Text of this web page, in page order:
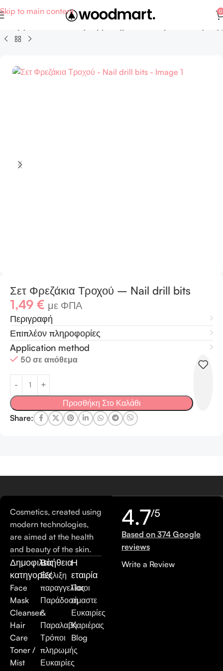
Skip to main content 0
Σετ Φρεζάκια Τροχού – Nail drill bits
1,49 € με ΦΠΑ
Περιγραφή
Επιπλέον πληροφορίες
Application method
50 σε απόθεμα
Προσθήκη Στο Καλάθι
Share:
Cosmetics, created using
modern technologies,
are aimed at the health
and beauty of the skin.
Δημοφιλείς
κατηγορίες
Face
Mask
Cleanser
Hair
Care
Toner /
Mist
Βοήθεια
Εξέλιξη
παραγγελίας
Παράδοση
&
Παραλαβή
Τρόποι
πληρωμής
Ευκαιρίες
Η
εταιρία
Ποιοι
είμαστε
Ευκαιρίες
Καριέρας
Blog
4.7/5
Based on 374 Google
reviews
Write a Review